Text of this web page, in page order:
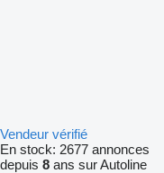
Vendeur vérifié
En stock: 2677 annonces
depuis 8 ans sur Autoline